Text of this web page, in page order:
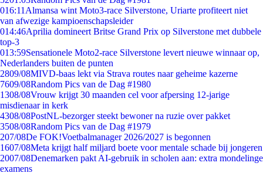
016:11 Almansa wint Moto3-race Silverstone, Uriarte profiteert niet
van afwezige kampioenschapsleider
014:46Aprilia domineert Britse Grand Prix op Silverstone met dubbele
top-3
013:59Sensationele Moto2-race Silverstone levert nieuwe winnaar op,
Nederlanders buiten de punten
2809/08MIVD-baas lekt via Strava routes naar geheime kazerne
7609/08Random Pics van de Dag #1980
1308/08Vrouw krijgt 30 maanden cel voor afpersing 12-jarige
misdienaar in kerk
4308/08PostNL-bezorger steekt bewoner na ruzie over pakket
3508/08Random Pics van de Dag #1979
207/08De FOK!Voetbalmanager 2026/2027 is begonnen
1607/08Meta krijgt half miljard boete voor mentale schade bij jongeren
2007/08Denemarken pakt AI-gebruik in scholen aan: extra mondelinge
examens